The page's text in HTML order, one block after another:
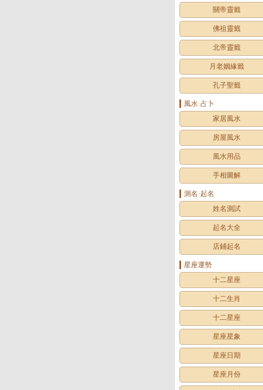
關帝靈籤
佛祖靈籤
北帝靈籤
月老姻緣籤
孔子聖籤
風水·占卜
家居風水
房屋風水
風水用品
手相圖解
測名·起名
姓名測試
起名大全
店鋪起名
星座運勢
十二星座
十二生肖
十二星座
星座星象
星座日期
星座月份